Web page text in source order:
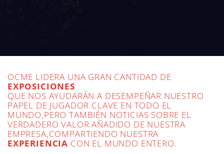
OCME LIDERA UNA GRAN CANTIDAD DE
EXPOSICIONES
QUE NOS AYUDARÁN A DESEMPEÑAR NUESTRO
PAPEL DE JUGADOR CLAVE EN TODO EL
MUNDO,PERO TAMBIÉN NOTICIAS SOBRE EL
VERDADERO VALOR AÑADIDO DE NUESTRA
EMPRESA,COMPARTIENDO NUESTRA
EXPERIENCIA CON EL MUNDO ENTERO.